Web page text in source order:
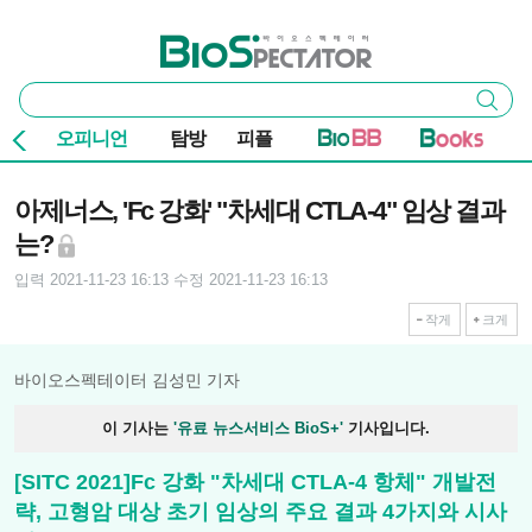
바이오스펙테이터
통
합
검
색
검색
오피니언 탐방 피플
아제너스, 'Fc 강화' "차세대 CTLA-4" 임상 결과
는?
입력 2021-11-23 16:13 수정 2021-11-23 16:13
작게 크게
바이오스펙테이터 김성민 기자
이 기사는 '유료 뉴스서비스 BioS+' 기사입니다.
[SITC 2021]Fc 강화 "차세대 CTLA-4 항체" 개발전
략, 고형암 대상 초기 임상의 주요 결과 4가지와 시사